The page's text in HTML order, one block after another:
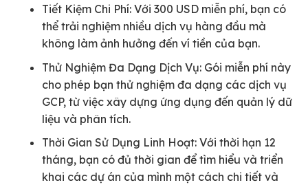
Tiết Kiệm Chi Phí: Với 300 USD miễn phí, bạn có
thể trải nghiệm nhiều dịch vụ hàng đầu mà
không làm ảnh hưởng đến ví tiền của bạn.
Thử Nghiệm Đa Dạng Dịch Vụ: Gói miễn phí này
cho phép bạn thử nghiệm đa dạng các dịch vụ
GCP, từ việc xây dựng ứng dụng đến quản lý dữ
liệu và phân tích.
Thời Gian Sử Dụng Linh Hoạt: Với thời hạn 12
tháng, bạn có đủ thời gian để tìm hiểu và triển
khai các dự án của mình một cách chi tiết và